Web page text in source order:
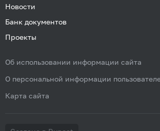
Новости
Банк документов
Проекты
Об использовании информации сайта
О персональной информации
Карта сайта